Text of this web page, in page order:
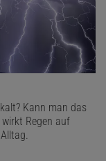
Kann man das
Regen auf